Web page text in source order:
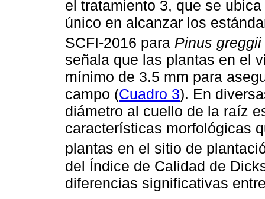
el tratamiento 3, que se
único en alcanzar los
SCFI-2016 para Pinus greggii
señala que las plantas en el
mínimo de 3.5 mm para
campo (Cuadro 3). En
diámetro al cuello de la raíz
características morfológicas
plantas en el sitio de
del Índice de Calidad de
diferencias significativas